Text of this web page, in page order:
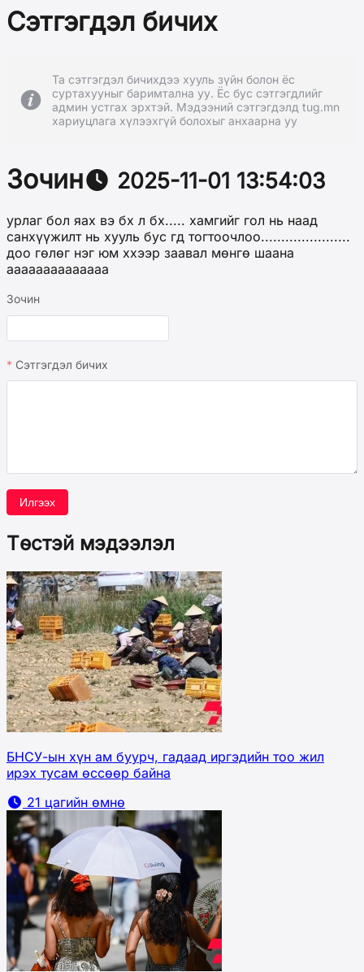
Сэтгэгдэл бичих
Та сэтгэгдэл бичихдээ хууль зүйн болон ёс
суртахууныг баримтална уу. Ёс бус сэтгэгдлийг
админ устгах эрхтэй. Мэдээний сэтгэгдэлд tug.mn
хариуцлага хүлээхгүй болохыг анхаарна уу
Зочин 2025-11-01 13:54:03
урлаг бол яах вэ бх л бх..... хамгийг гол нь наад
санхүүжилт нь хууль бус гд тогтоочлоо......................
доо гөлөг нэг юм ххээр заавал мөнгө шаана
аааааааааааааа
Зочин
Сэтгэгдэл бичих
Илгээх
Төстэй мэдээлэл
БНСУ-ын хүн ам буурч, гадаад иргэдийн тоо жил
ирэх тусам өссөөр байна
21 цагийн өмнө